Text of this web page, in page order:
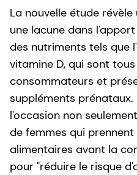
La nouvelle étude
une lacune dans
des nutriments tels que
vitamine D, qui sont
consommateurs et
suppléments
l'occasion non
de femmes qui
alimentaires avant la
pour "réduire le risque